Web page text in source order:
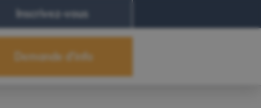
Inscrivez-vous
Demande d'info